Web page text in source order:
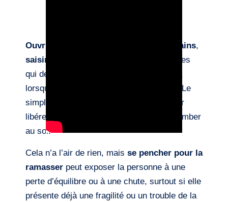
Ouvrir une porte se désinfecter les mains,
saisir un objet
… Autant de gestes simples
qui deviennent compliqués, voire risqués,
lorsqu’on utilise une
. Le
simple fait de la poser contre un mur pour
libérer ses mains peut suffire à la faire tomber
au sol.
Cela n’a l’air de rien, mais se pencher pour la
ramasser peut exposer la personne à une
perte d’équilibre ou à une chute, surtout si elle
présente déjà une fragilité ou un trouble de la